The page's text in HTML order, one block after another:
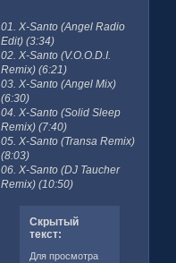
01. X-Santo (Angel Radio
Edit) (3:34)
02. X-Santo (V.O.O.D.I.
Remix) (6:21)
03. X-Santo (Angel Mix)
(6:30)
04. X-Santo (Solid Sleep
Remix) (7:40)
05. X-Santo (Transa Remix)
(8:03)
06. X-Santo (DJ Taucher
Remix) (10:50)
Скрытый
текст:
Для просмотра